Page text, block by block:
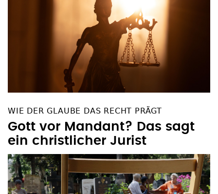
WIE DER GLAUBE DAS RECHT PRÄGT
Gott vor Mandant? Das sagt
ein christlicher Jurist